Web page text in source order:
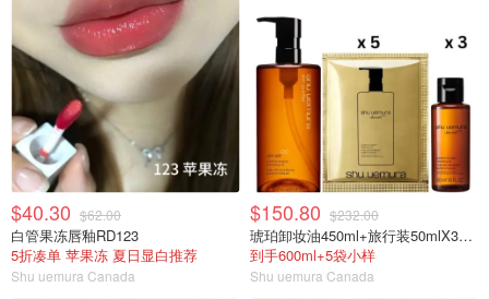
$40.30 $62.00
白管果冻唇釉RD123
5折凑单 苹果冻 夏日显白推荐
Shu uemura Canada
$150.80 $232.00
琥珀卸妆油450ml+旅行装50mlX3瓶+小样5袋
到手600ml+5袋小样
Shu uemura Canada